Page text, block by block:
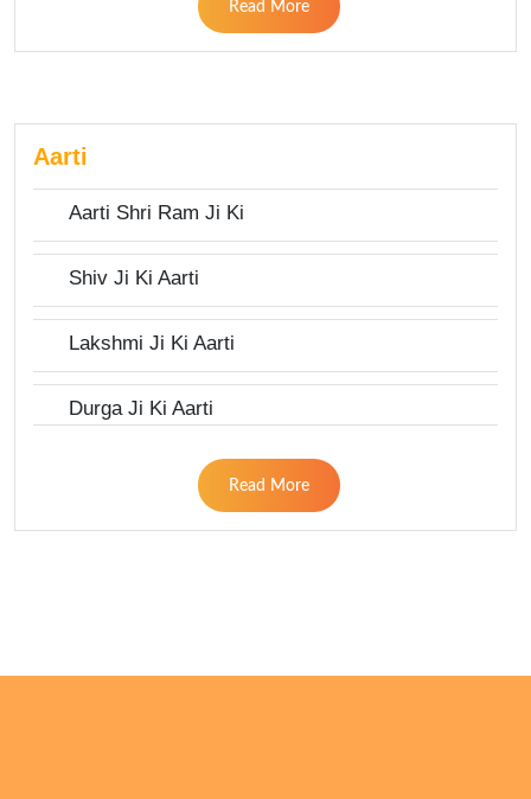
Read More
Aarti
Aarti Shri Ram Ji Ki
Shiv Ji Ki Aarti
Lakshmi Ji Ki Aarti
Durga Ji Ki Aarti
Read More